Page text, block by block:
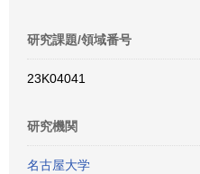
研究課題/領域番号
23K04041
研究機関
名古屋大学